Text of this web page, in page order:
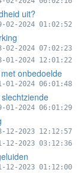
uit?
02-2024 01:02:52
02-2024 07:02:23
01-2024 12:01:22
onbedoelde
01-2024 06:01:48
01-2024 06:01:29
12-2023 12:12:57
12-2023 03:12:36
12-2023 01:12:00